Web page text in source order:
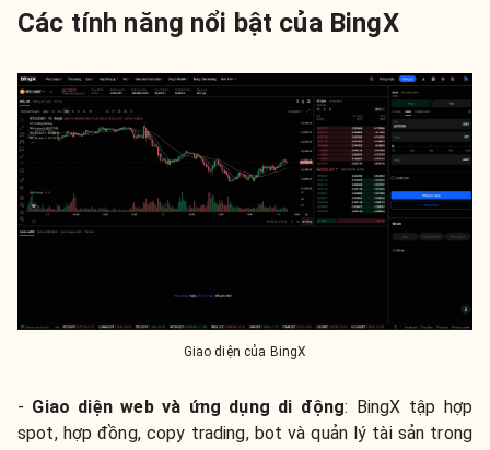
Các tính năng nổi bật của BingX
Giao diện của BingX
- Giao diện web và ứng dụng di động: BingX tập hợp
spot, hợp đồng, copy trading, bot và quản lý tài sản trong